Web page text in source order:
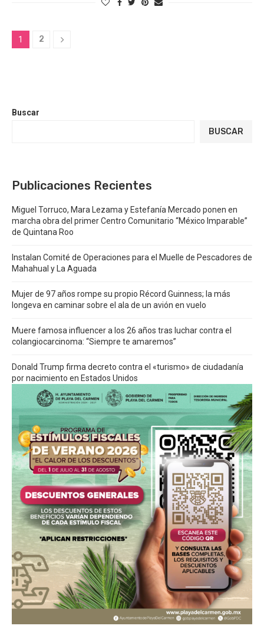
1 2
Buscar
BUSCAR
Publicaciones Recientes
Miguel Torruco, Mara Lezama y Estefanía Mercado ponen en
marcha obra del primer Centro Comunitario “México Imparable”
de Quintana Roo
Instalan Comité de Operaciones para el Muelle de Pescadores de
Mahahual y La Aguada
Mujer de 97 años rompe su propio Récord Guinness; la más
longeva en caminar sobre el ala de un avión en vuelo
Muere famosa influencer a los 26 años tras luchar contra el
colangiocarcinoma: “Siempre te amaremos”
Donald Trump firma decreto contra el «turismo» de ciudadanía
por nacimiento en Estados Unidos